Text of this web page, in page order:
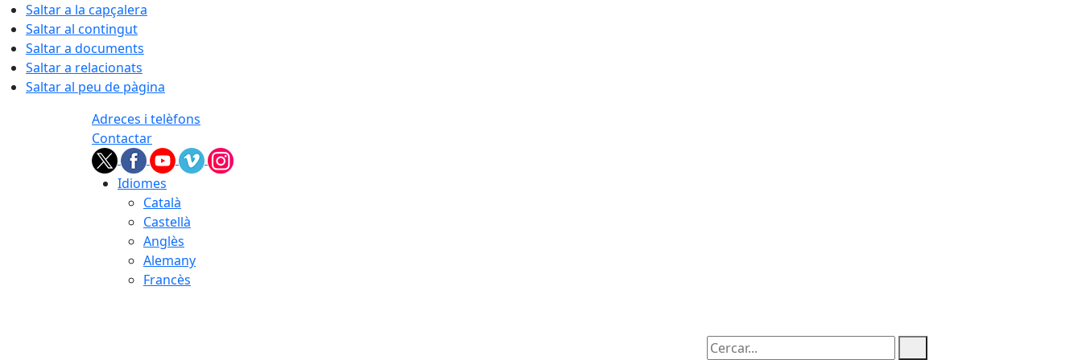
Saltar a la capçalera
Saltar al contingut
Saltar a documents
Saltar a relacionats
Saltar al peu de pàgina
Adreces i telèfons
Contactar
Idiomes
Català
Castellà
Anglès
Alemany
Francès